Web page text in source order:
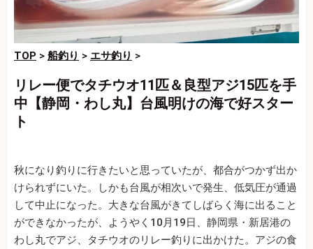
TOP > 船釣り > エサ釣り >
リレー便でタチウオ11匹＆良型アジ15匹を手
中【静岡・わし丸】台風明けの海で好スター
ト
秋になり釣りに行きたいと思っていたが、都合がつかず出か
けられずにいた。しかも台風が相次いで発生、低気圧が通過
して中止になった。大きな台風がきてしばらく海に出ること
ができなかったが、ようやく10月19日、静岡県・新居港の
わし丸でアジ、タチウオのリレー釣りに出かけた。アジの食